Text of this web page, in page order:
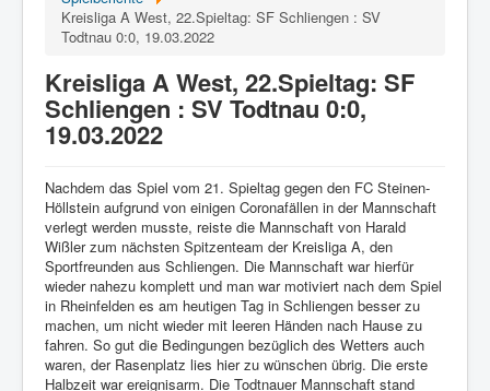
Jugend
Förderverein
Videoüberwachung
Kinder- und Jugendschutzkonzept
Kreisliga A West, 22.Spieltag: SF Schliengen : SV
Todtnau 0:0, 19.03.2022
Kreisliga A West, 22.Spieltag: SF
Schliengen : SV Todtnau 0:0,
19.03.2022
Nachdem das Spiel vom 21. Spieltag gegen den FC Steinen-
Höllstein aufgrund von einigen Coronafällen in der Mannschaft
verlegt werden musste, reiste die Mannschaft von Harald
Wißler zum nächsten Spitzenteam der Kreisliga A, den
Sportfreunden aus Schliengen. Die Mannschaft war hierfür
wieder nahezu komplett und man war motiviert nach dem Spiel
in Rheinfelden es am heutigen Tag in Schliengen besser zu
machen, um nicht wieder mit leeren Händen nach Hause zu
fahren. So gut die Bedingungen bezüglich des Wetters auch
waren, der Rasenplatz lies hier zu wünschen übrig. Die erste
Halbzeit war ereignisarm. Die Todtnauer Mannschaft stand